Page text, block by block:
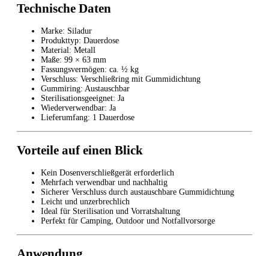
Technische Daten
Marke: Siladur
Produkttyp: Dauerdose
Material: Metall
Maße: 99 × 63 mm
Fassungsvermögen: ca. ½ kg
Verschluss: Verschließring mit Gummidichtung
Gummiring: Austauschbar
Sterilisationsgeeignet: Ja
Wiederverwendbar: Ja
Lieferumfang: 1 Dauerdose
Vorteile auf einen Blick
Kein Dosenverschließgerät erforderlich
Mehrfach verwendbar und nachhaltig
Sicherer Verschluss durch austauschbare Gummidichtung
Leicht und unzerbrechlich
Ideal für Sterilisation und Vorratshaltung
Perfekt für Camping, Outdoor und Notfallvorsorge